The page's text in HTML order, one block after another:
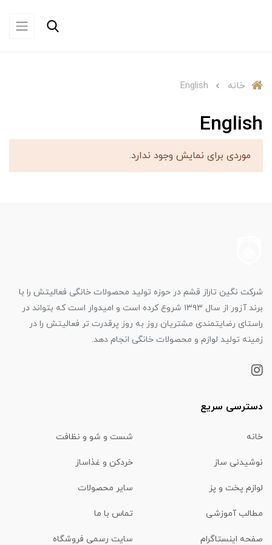
خانه English
English
موردی برای نمایش وجود ندارد.
شرکت نگین تاراز قشم در حوزه تولید محصولات خانگی فعالیتش را با
برند آزور از سال ۱۳۹۳ شروع کرده است و امیدوار است که بتواند در
راستای رضایتمندی مشتریان روز به روز پرقدرت تر فعالیتش را در
زمینه تولید لوازم و محصولات خانگی انجام دهد.
دسترسی سریع
خانه شست و شو و نظافت
نوشیدنی ساز خردکن و غذاساز
لوازم پخت و پز سایر محصولات
مطالب آموزشی تماس با ما
صفحه اینستاگرام سایت رسمی فروشگاه